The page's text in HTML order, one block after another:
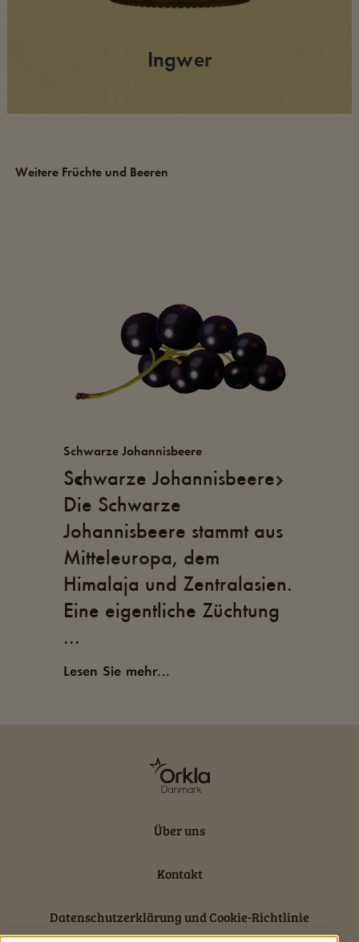
Ingwer
Weitere Früchte und Beeren
Schwarze Johannisbeere
Schwarze Johannisbeere
Die Schwarze
Johannisbeere stammt aus
Mitteleuropa, dem
Himalaja und Zentralasien.
Eine eigentliche Züchtung
Lesen Sie mehr...
schwarz,
durch
Lesen Sie
Über uns
Kontakt
Datenschutzerklärung und Cookie-Richtlinie